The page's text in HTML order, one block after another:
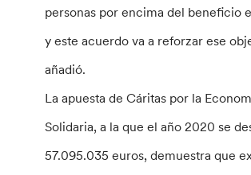
personas por encima del beneficio
y este acuerdo va a reforzar ese
añadió.
La apuesta de Cáritas por la
Solidaria, a la que el año 2020 se
57.095.035 euros, demuestra que